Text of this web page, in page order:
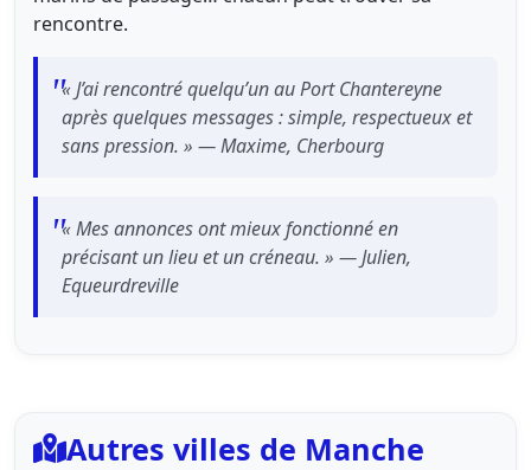
rencontre.
« J’ai rencontré quelqu’un au Port Chantereyne
après quelques messages : simple, respectueux et
sans pression. » — Maxime, Cherbourg
« Mes annonces ont mieux fonctionné en
précisant un lieu et un créneau. » — Julien,
Equeurdreville
Autres villes de Manche